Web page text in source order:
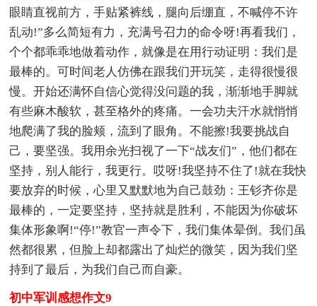
眼睛直视前方，手贴紧裤线，腿向后绷直，不喊停不许
乱动!”多么简短有力，充满号召力的命令呀!再看我们，
个个都乖乖地做着动作，就像是在用行动证明：我们是
最棒的。可时间老人仿佛在跟我们开玩笑，走得很慢很
慢。开始还满怀自信心觉得没问题的我，渐渐地手脚就
有些麻木酸软，甚至格外的疼痛。一会功夫汗水就悄悄
地爬满了我的脸颊，流到了眼角。不能擦!我要挑战自
己，要坚强。我用余光扫视了一下“战友们”，他们都在
坚持，别人能行，我更行。哎呀!我坚持不住了!就在我快
要放弃的时候，心里又默默地为自己鼓劲：王钐齐你是
最棒的，一定要坚持，坚持就是胜利，不能因为你破坏
集体形象啊!“停!”教官一声令下，我们集体晕倒。我们虽
然都很累，但脸上却都露出了灿烂的微笑，因为我们坚
持到了最后，为我们自己而自豪。
初中军训感想作文9